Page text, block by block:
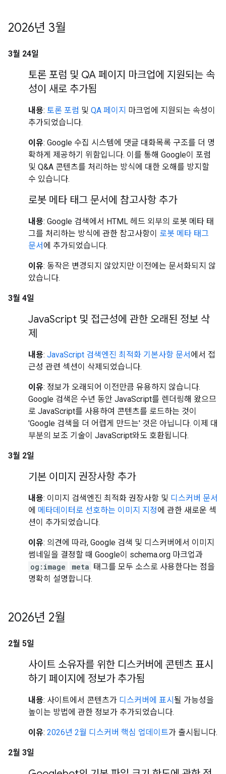
2026년 3월
3월 24일
토론 포럼 및 QA 페이지 마크업에 지원되는 속
성이 새로 추가됨
내용: 토론 포럼 및 QA 페이지 마크업에 지원되는 속성이
추가되었습니다.
이유: Google 수집 시스템에 댓글 대화목록 구조를 더 명
확하게 제공하기 위함입니다. 이를 통해 Google이 포럼
및 Q&A 콘텐츠를 처리하는 방식에 대한 오해를 방지할
수 있습니다.
로봇 메타 태그 문서에 참고사항 추가
내용: Google 검색에서 HTML 헤드 외부의 로봇 메타 태
그를 처리하는 방식에 관한 참고사항이 로봇 메타 태그
문서 에 추가되었습니다.
이유: 동작은 변경되지 않았지만 이전에는 문서화되지 않
았습니다.
3월 4일
JavaScript 및 접근성에 관한 오래된 정보 삭
제
내용: JavaScript 검색엔진 최적화 기본사항 문서 에서 접
근성 관련 섹션이 삭제되었습니다.
이유: 정보가 오래되어 이전만큼 유용하지 않습니다.
Google 검색은 수년 동안 JavaScript를 렌더링해 왔으므
로 JavaScript를 사용하여 콘텐츠를 로드하는 것이
'Google 검색을 더 어렵게 만드는' 것은 아닙니다. 이제 대
부분의 보조 기술이 JavaScript와도 호환됩니다.
3월 2일
기본 이미지 권장사항 추가
내용: 이미지 검색엔진 최적화 권장사항 및 디스커버 문서
에 메타데이터로 선호하는 이미지 지정에 관한 새로운 섹
션이 추가되었습니다.
이유: 의견에 따라, Google 검색 및 디스커버에서 이미지
썸네일을 결정할 때 Google이 schema.org 마크업과
og:image
meta 태그를 모두 소스로 사용한다는 점을
명확히 설명합니다.
2026년 2월
2월 5일
사이트 소유자를 위한 디스커버에 콘텐츠 표시
하기 페이지에 정보가 추가됨
내용: 사이트에서 콘텐츠가 디스커버에 표시 될 가능성을
높이는 방법에 관한 정보가 추가되었습니다.
이유: 2026년 2월 디스커버 핵심 업데이트가 출시됩니다.
2월 3일